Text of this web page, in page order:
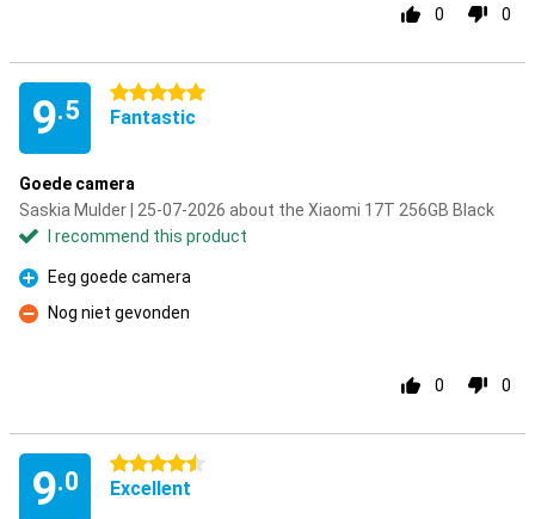
0 0
9.5
5 stars
Fantastic
Goede camera
Saskia Mulder | 25-07-2026 about the Xiaomi 17T 256GB Black
I recommend this product
Pro
Eeg goede camera
Con
Nog niet gevonden
0 0
9.0
4.5 stars
Excellent